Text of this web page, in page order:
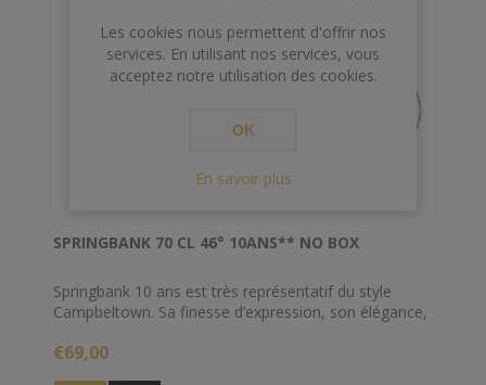
SPRINGBANK 70 CL 46° 10ANS** NO BOX
Springbank 10 ans est très représentatif du style
Campbeltown. Sa finesse d’expression, son élégance,
ses principaux traits de caractère. La maturation de
€69,00
Les cookies nous permettent d'offrir nos
services. En utilisant nos services, vous
acceptez notre utilisation des cookies.
OK
En savoir plus